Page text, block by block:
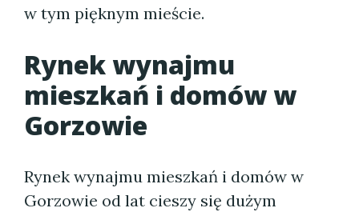
w tym pięknym mieście.
Rynek wynajmu
mieszkań i domów w
Gorzowie
Rynek wynajmu mieszkań i domów w
Gorzowie od lat cieszy się dużym